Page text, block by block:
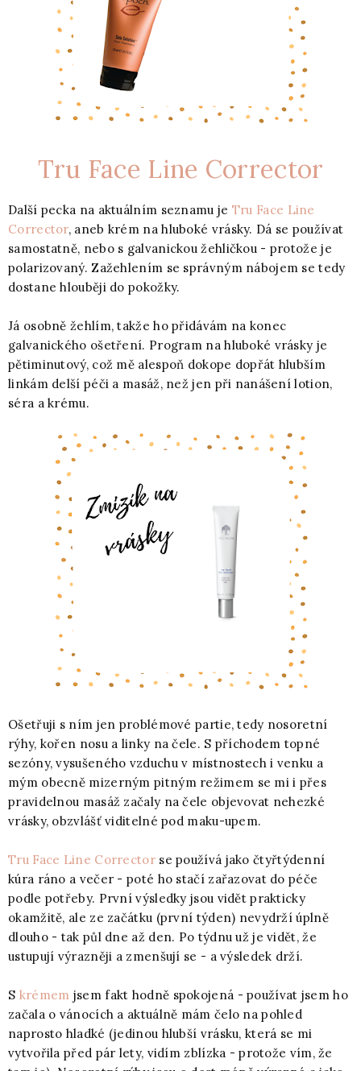
Tru Face Line Corrector
Další pecka na aktuálním seznamu je Tru Face Line
Corrector, aneb krém na hluboké vrásky. Dá se používat
samostatně, nebo s galvanickou žehličkou - protože je
polarizovaný. Zažehlením se správným nábojem se tedy
dostane hlouběji do pokožky.
Já osobně žehlím, takže ho přidávám na konec
galvanického ošetření. Program na hluboké vrásky je
pětiminutový, což mě alespoň dokope dopřát hlubším
linkám delší péči a masáž, než jen při nanášení lotion,
séra a krému.
Ošetřuji s ním jen problémové partie, tedy nosoretní
rýhy, kořen nosu a linky na čele. S příchodem topné
sezóny, vysušeného vzduchu v místnostech i venku a
mým obecně mizerným pitným režimem se mi i přes
pravidelnou masáž začaly na čele objevovat nehezké
vrásky, obzvlášť viditelné pod maku-upem.
Tru Face Line Correctorse používá jako čtyřtýdenní
kúra ráno a večer - poté ho stačí zařazovat do péče
podle potřeby. První výsledky jsou vidět prakticky
okamžitě, ale ze začátku (první týden) nevydrží úplně
dlouho - tak půl dne až den. Po týdnu už je vidět, že
ustupují výrazněji a zmenšují se - a výsledek drží.
S krémem jsem fakt hodně spokojená - používat jsem ho
začala o vánocích a aktuálně mám čelo na pohled
naprosto hladké (jedinou hlubší vrásku, která se mi
vytvořila před pár lety, vidím zblízka - protože vím, že